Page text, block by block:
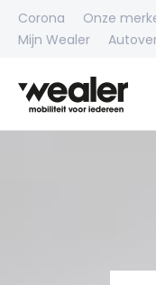
Corona Onze
Mijn Wealer